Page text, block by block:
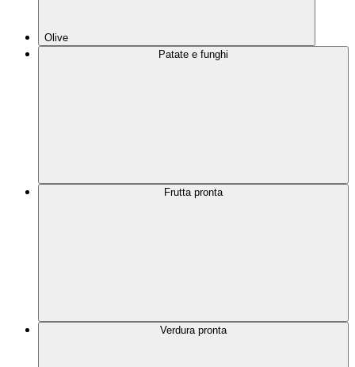
Olive
Patate e funghi
Frutta pronta
Verdura pronta